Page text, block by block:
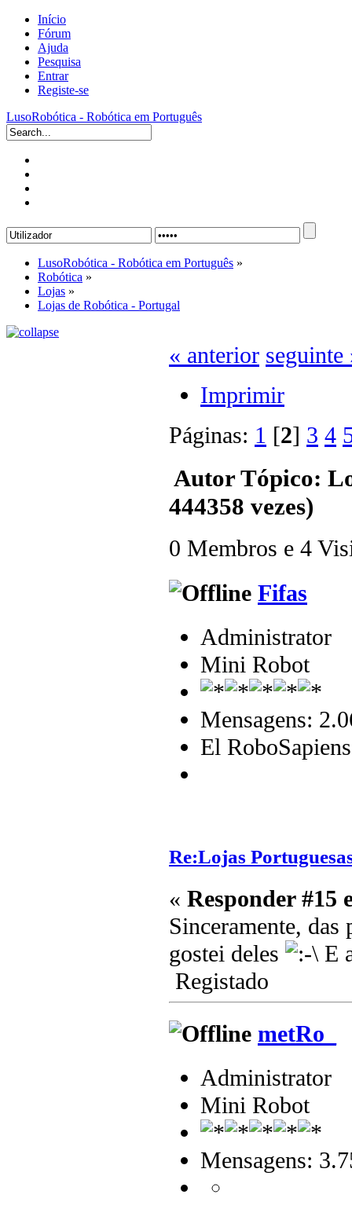
Início
Fórum
Ajuda
Pesquisa
Entrar
Registe-se
LusoRobótica - Robótica em Português
LusoRobótica - Robótica em Português »
Robótica »
Lojas »
Lojas de Robótica - Portugal
« anterior seguinte
Imprimir
Páginas: 1 [2] 3 4
AutorTópico:
444358 vezes)
0 Membros e 4
Fifas
Administrator
Mini Robot
Mensagens:
El RoboSapiens
Re:Lojas
« Responder #15
Sinceramente,
gostei deles
E
Registado
metRo_
Administrator
Mini Robot
Mensagens: